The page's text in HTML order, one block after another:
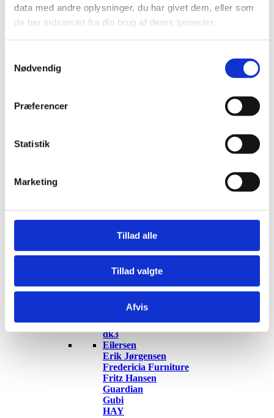
data med andre oplysninger, du har givet dem, eller som
de har indsamlet fra din brug af deres tjenester.
Nødvendig
Præferencer
Statistik
Marketing
Tillad alle
Tillad valgte
Afvis
Kunst
&Tradition
Aiayu
Berg Furniture
Brdr. Krüger
Cane-line
Carl Hansen & Søn
Clic
dk3
Eilersen
Erik Jørgensen
Fredericia Furniture
Fritz Hansen
Guardian
Gubi
HAY